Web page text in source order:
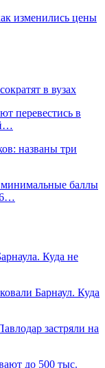
изменились цены
в вузах
перевестись в
названы три
баллы
Куда не
Барнаул. Куда
застряли на
до 500 тыс.